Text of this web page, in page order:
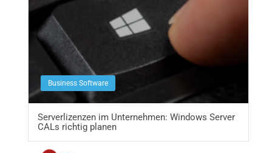
Business Software
Serverlizenzen im Unternehmen: Windows Server
CALs richtig planen